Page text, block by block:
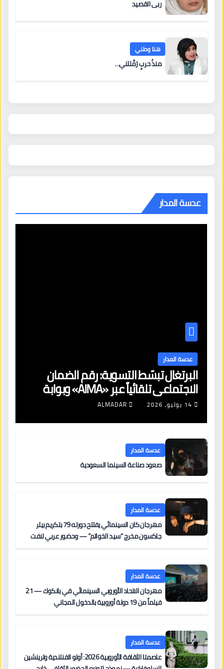
ربى القصيد
هنا وطني
منذُ حربٍ رَمَّلتني…
عدسة المدار
عدسة المدار
البرتغال تبسّط التسوية: رقم الضمان
الاجتماعي تلقائياً عبر «AIMA» وبوابة
جديدة لتجديد الإقامات
14 يوليو، 2026 ALMADAR
عدسة المدار
صعود صناعة السينما السعودية
عدسة المدار
مهرجان كان السينمائي يفتتح دورته 79 بتكريم بيتر
جاكسون مخرج “سيد الخواتم” — وحضور عربي لافت
عدسة المدار
مهرجان الاتحاد الأوروبي السينمائي في بانكوك — 21
فيلماً من 19 دولة أوروبية بالدخول المجاني
عدسة المدار
عاصمتا الثقافة الأوروبية 2026: أولو الفنلندية وترينشين